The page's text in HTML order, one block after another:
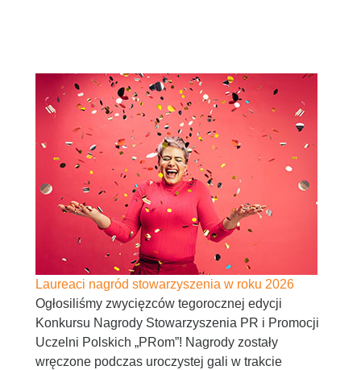
Laureaci nagród stowarzyszenia w roku 2026
Ogłosiliśmy zwycięzców tegorocznej edycji
Konkursu Nagrody Stowarzyszenia PR i Promocji
Uczelni Polskich „PRom”! Nagrody zostały
wręczone podczas uroczystej gali w trakcie